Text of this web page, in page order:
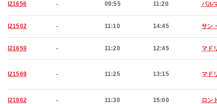
I21656 - 09:55 11:20 パル
I21502 - 11:10 14:45 サン
I21659 - 11:20 12:45 マド
I21569 - 11:25 13:15 マド
I21862 - 11:30 15:00 ロン